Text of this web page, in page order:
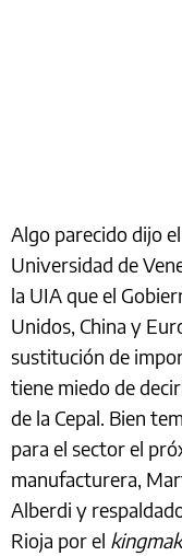
Algo parecido dijo
Universidad de
la UIA que el
Unidos, China y
sustitución de
tiene miedo de
de la Cepal. Bien
para el sector el
manufacturera,
Alberdi y
Rioja por el